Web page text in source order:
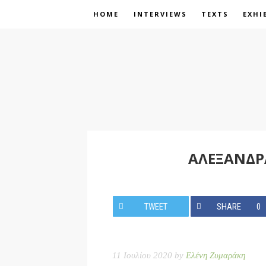
HOME INTERVIEWS TEXTS
TWEET SHARE 0
11 Ιουλίου 2020 by Ελένη Ζυμαράκη